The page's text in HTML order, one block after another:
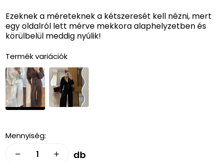
Ezeknek a méreteknek a kétszeresét kell nézni, mert
egy oldalról lett mérve mekkora alaphelyzetben és
körülbelül meddig nyúlik!
Termék variációk
Mennyiség:
remove add db